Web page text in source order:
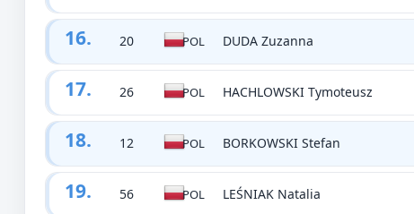
16. 20 POL DUDA Zuzanna
17. 26 POL HACHLOWSKI Tymoteusz
18. 12 POL BORKOWSKI Stefan
19. 56 POL LEŚNIAK Natalia